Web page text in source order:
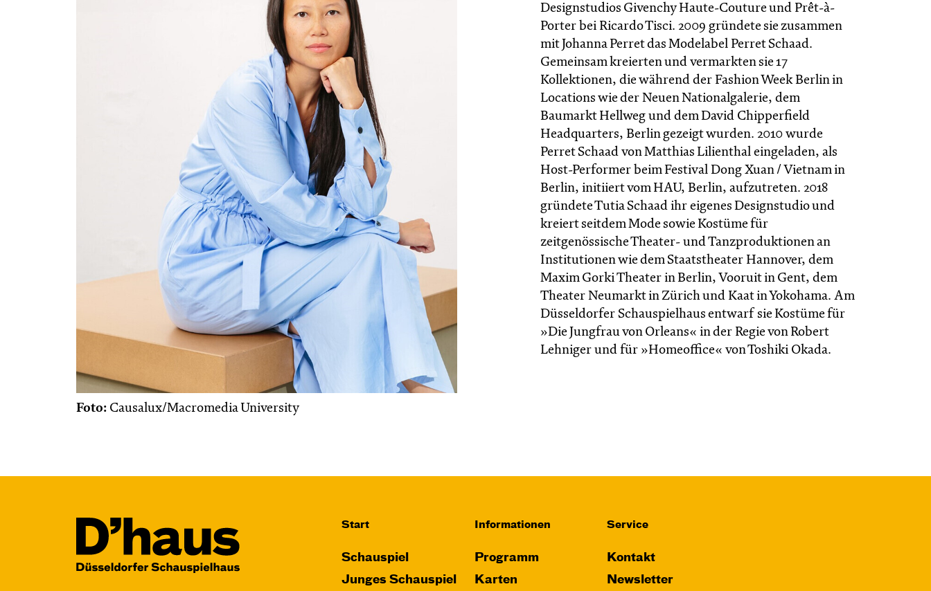
Foto: Causalux/Macromedia University
Designstudios Givenchy Haute-Couture und Prêt-à-
Porter bei Ricardo Tisci. 2009 gründete sie zusammen
mit Johanna Perret das Modelabel Perret Schaad.
Gemeinsam kreierten und vermarkten sie 17
Kollektionen, die während der Fashion Week Berlin in
Locations wie der Neuen Nationalgalerie, dem
Baumarkt Hellweg und dem David Chipperfield
Headquarters, Berlin gezeigt wurden. 2010 wurde
Perret Schaad von Matthias Lilienthal eingeladen, als
Host-Performer beim Festival Dong Xuan / Vietnam in
Berlin, initiiert vom HAU, Berlin, aufzutreten. 2018
gründete Tutia Schaad ihr eigenes Designstudio und
kreiert seitdem Mode sowie Kostüme für
zeitgenössische Theater- und Tanzproduktionen an
Institutionen wie dem Staatstheater Hannover, dem
Maxim Gorki Theater in Berlin, Vooruit in Gent, dem
Theater Neumarkt in Zürich und Kaat in Yokohama. Am
Düsseldorfer Schauspielhaus entwarf sie Kostüme für
»Die Jungfrau von Orleans« in der Regie von Robert
Lehniger und für »Homeoffice« von Toshiki Okada.
Start
Schauspiel
Junges Schauspiel
Informationen
Programm
Karten
Service
Kontakt
Newsletter